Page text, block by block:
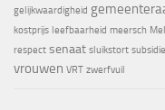
gelijkwaardigheid
kostprijs leefbaarheid meersch
respect senaat sluikstort
vrouwen VRT zwerfvuil